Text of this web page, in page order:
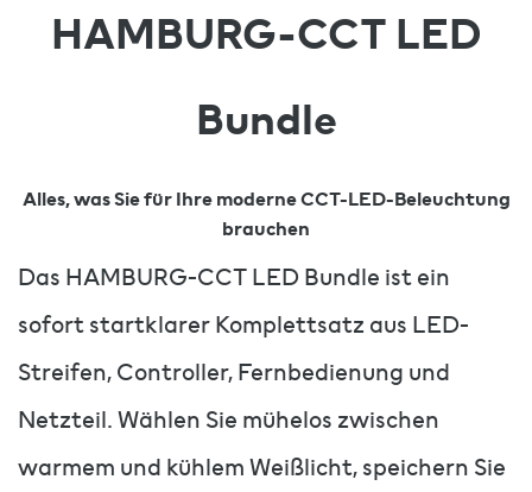
HAMBURG-CCT LED
Bundle
Alles, was Sie für Ihre moderne CCT-LED-Beleuchtung
brauchen
Das HAMBURG-CCT LED Bundle ist ein
sofort startklarer Komplettsatz aus LED-
Streifen, Controller, Fernbedienung und
Netzteil. Wählen Sie mühelos zwischen
warmem und kühlem Weißlicht, speichern Sie